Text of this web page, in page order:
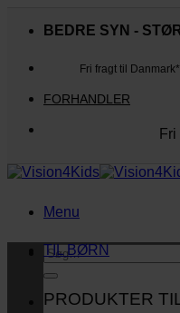
BEDRE SYN -
Fri fragt til Danmark*
FORHANDLER
Menu
Søg
efter:
TIL BØRN
PRODUKTER